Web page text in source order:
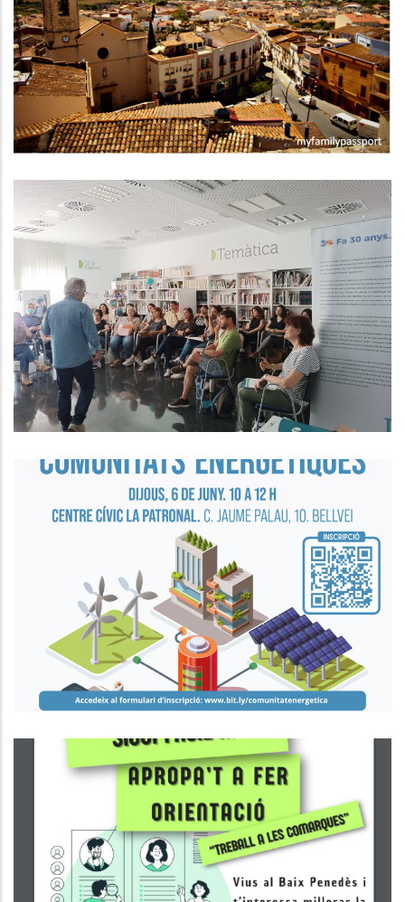
POBRESA De Calafell, Exemple Del
Banc De Bones Pràctiques
Altres
Formació Sobre Gestió
D’Equipaments Juvenils Als
Ajuntaments Del Baix Penedès.
Joventut
SEMINARI DE COMUNITATS
ENERGÈTIQUES AL BAIX PENEDÈS
P. econòmica
Busques Feina O Vols Millorar La
Teva Situació Laboral O Vols
Formar-Te?